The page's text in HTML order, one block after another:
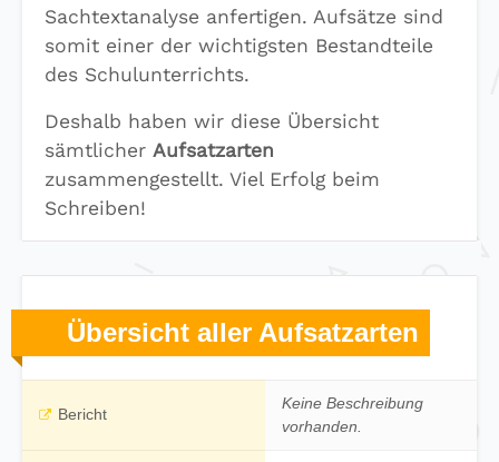
Sachtextanalyse anfertigen. Aufsätze sind
somit einer der wichtigsten Bestandteile
des Schulunterrichts.
Deshalb haben wir diese Übersicht
sämtlicher Aufsatzarten
zusammengestellt. Viel Erfolg beim
Schreiben!
Übersicht aller Aufsatzarten
Bericht
Keine Beschreibung
vorhanden.